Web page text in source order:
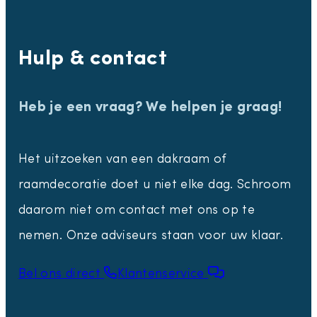
Hulp & contact
Heb je een vraag? We helpen je graag!
Het uitzoeken van een dakraam of
raamdecoratie doet u niet elke dag. Schroom
daarom niet om contact met ons op te
nemen. Onze adviseurs staan voor uw klaar.
Bel ons direct Klantenservice